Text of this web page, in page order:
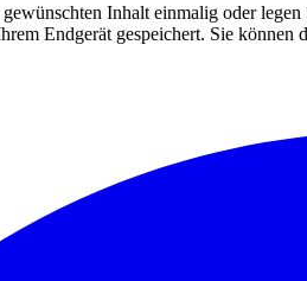
Inhalt einmalig oder
Endgerät gespeichert. Sie